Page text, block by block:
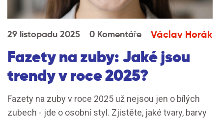
29 listopadu 2025 0 Komentáře Václav Horák
Fazety na zuby: Jaké jsou
trendy v roce 2025?
Fazety na zuby v roce 2025 už nejsou jen o bílých
zubech - jde o osobní styl. Zjistěte, jaké tvary, barvy